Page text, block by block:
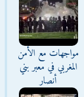
مواجهات مع الأمن
المغربي في معبر بني
أنصار